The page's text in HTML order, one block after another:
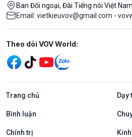
Ban Đối ngoại, Đài Tiếng nói Việt
Email: vietkieuvov@gmail.com -
Mạng xã hội
Theo dõi VOV World:
Trang chủ Dạy
Bình luận
Chính trị